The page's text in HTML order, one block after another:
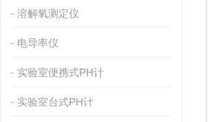
溶解氧测定仪
电导率仪
实验室便携式PH计
实验室台式PH计